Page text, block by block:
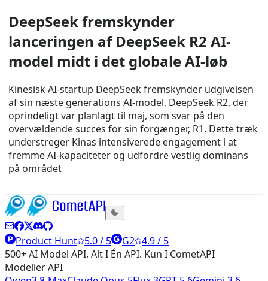
DeepSeek fremskynder
lanceringen af ​​DeepSeek R2 AI-
model midt i det globale AI-løb
Kinesisk AI-startup DeepSeek fremskynder udgivelsen
af ​​sin næste generations AI-model, DeepSeek R2, der
oprindeligt var planlagt til maj, som svar på den
overvældende succes for sin forgænger, R1. Dette træk
understreger Kinas intensiverede engagement i at
fremme AI-kapaciteter og udfordre vestlig dominans
på området
Product Hunt 5.0 / 5 G2 4.9 / 5
500+ AI Model API, Alt I Én API. Kun I CometAPI
Modeller API